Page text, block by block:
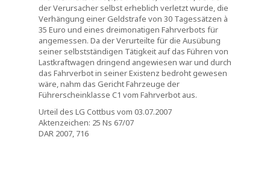
der Verursacher selbst erheblich verletzt wurde, die
Verhängung einer Geldstrafe von 30 Tagessätzen à
35 Euro und eines dreimonatigen Fahrverbots für
angemessen. Da der Verurteilte für die Ausübung
seiner selbstständigen Tätigkeit auf das Führen von
Lastkraftwagen dringend angewiesen war und durch
das Fahrverbot in seiner Existenz bedroht gewesen
wäre, nahm das Gericht Fahrzeuge der
Führerscheinklasse C1 vom Fahrverbot aus.
Urteil des LG Cottbus vom 03.07.2007
Aktenzeichen: 25 Ns 67/07
DAR 2007, 716